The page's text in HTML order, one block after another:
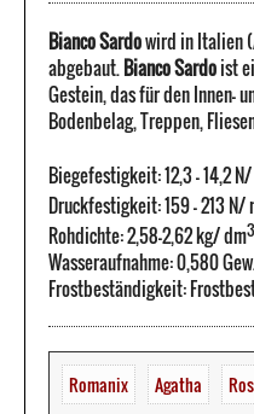
Bianco Sardowird in Italien
abgebaut.Bianco Sardoist
Gestein, das für den Innen-
Bodenbelag, Treppen,
Biegefestigkeit: 12,3 - 14,2
Druckfestigkeit: 159 - 213 N/
Rohdichte: 2,58-2,62 kg/ dm3
Wasseraufnahme: 0,580
Frostbeständigkeit:
Romanix Agatha